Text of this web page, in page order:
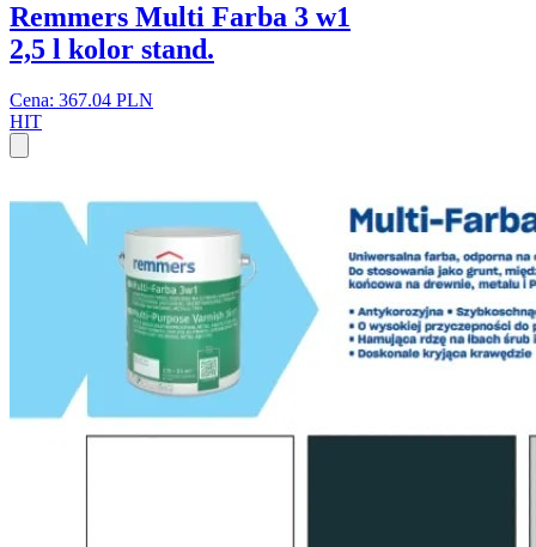
Remmers Multi Farba 3 w1
2,5 l kolor stand.
Cena: 367.04 PLN
HIT